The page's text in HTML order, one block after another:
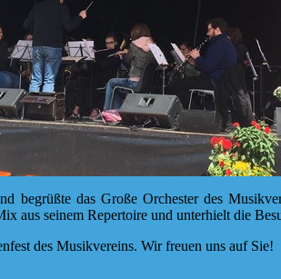
begrüßte das Große Orchester des
aus seinem Repertoire und unterhielt die
des Musikvereins. Wir freuen uns auf Sie!